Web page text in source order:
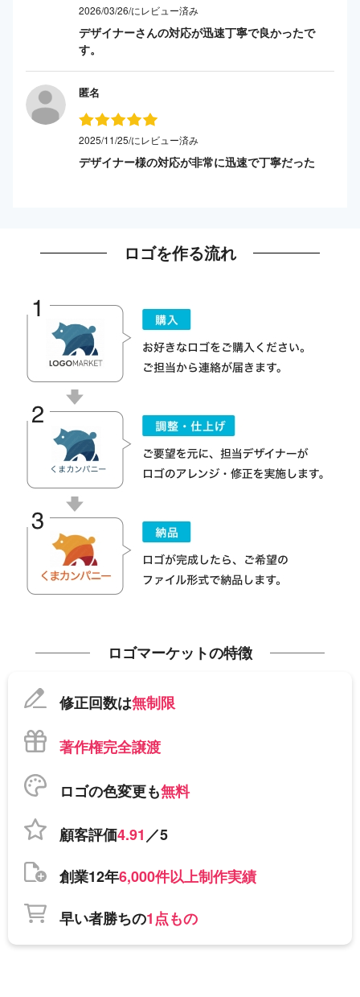
2026/03/26/にレビュー済み
デザイナーさんの対応が迅速丁寧で良かったで
す。
匿名
2025/11/25/にレビュー済み
デザイナー様の対応が非常に迅速で丁寧だった
ロゴを作る流れ
ロゴマーケットの特徴
修正回数は無制限
著作権完全譲渡
ロゴの色変更も無料
顧客評価4.91／5
創業12年6,000件以上制作実績
早い者勝ちの1点もの